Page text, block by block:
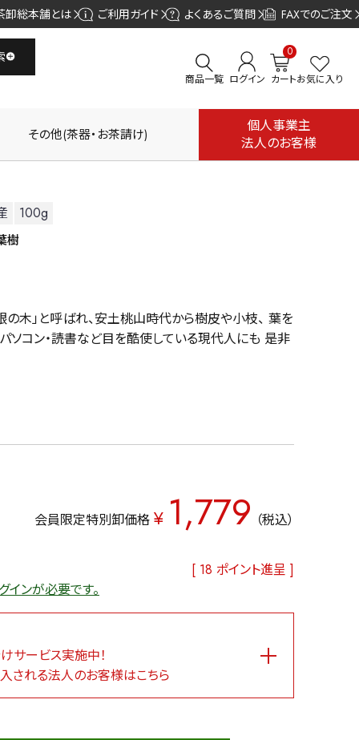
卸総本舗とは ご利用ガイド よくあるご質問 FAXでのご注文
商品一覧 ログイン カート
0
お気に入り
その他(茶器・お茶請け)
個人事業主
法人のお客様
100g
樹
の木」と呼ばれ、安土桃山時代から樹皮や小枝、 葉を
ソコン・読書など目を酷使している現代人にも 是非
会員限定特別卸価格 ¥ 1,779 税込
[ 18 ポイント進呈 ]
ンが必要です。
サービス実施中！
される法人のお客様はこちら